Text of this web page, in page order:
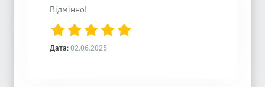
Відмінно!
Дата: 02.06.2025